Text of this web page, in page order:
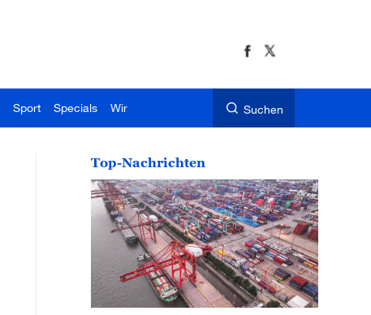
Sport Specials Wir Suchen
Top-Nachrichten